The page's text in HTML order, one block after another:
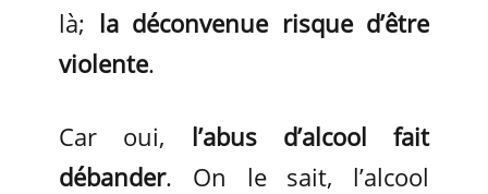
là; la déconvenue risque d’être
violente.
Car oui, l’abus d’alcool fait
débander. On le sait, l’alcool